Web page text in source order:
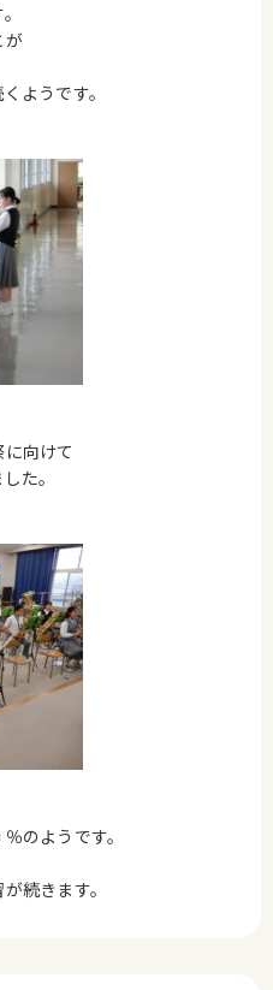
が
ようです。
向けて
た。
のようです。
続きます。